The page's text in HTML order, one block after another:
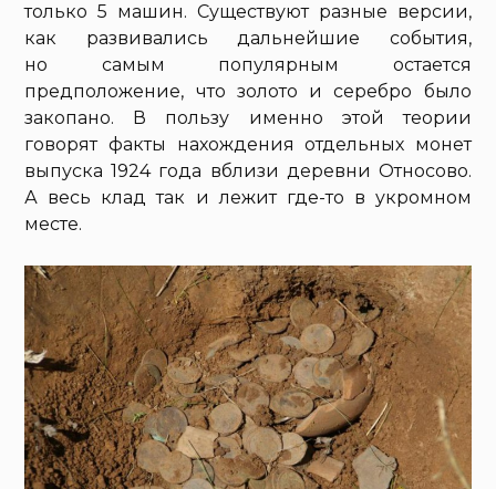
только 5 машин. Существуют разные версии,
как развивались дальнейшие события,
но самым популярным остается
предположение, что золото и серебро было
закопано. В пользу именно этой теории
говорят факты нахождения отдельных монет
выпуска 1924 года вблизи деревни Относово.
А весь клад так и лежит где-то в укромном
месте.